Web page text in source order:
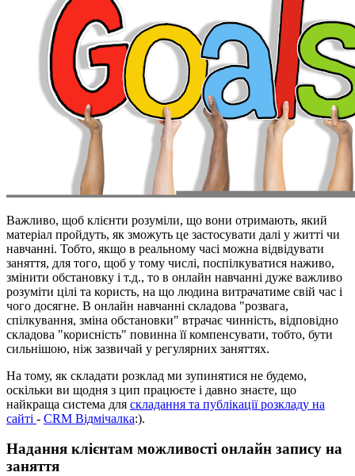
Важливо, щоб клієнти розуміли, що вони отримають, який
матеріал пройдуть, як зможуть це застосувати далі у житті чи
навчанні. Тобто, якщо в реальному часі можна відвідувати
заняття, для того, щоб у тому числі, поспілкуватися наживо,
змінити обстановку і т.д., то в онлайн навчанні дуже важливо
розуміти цілі та користь, на що людина витрачатиме свій час і
чого досягне. В онлайн навчанні складова "розвага,
спілкування, зміна обстановки" втрачає чинність, відповідно
складова "корисність" повинна її компенсувати, тобто, бути
сильнішою, ніж зазвичай у регулярних заняттях.
На тому, як складати розклад ми зупинятися не будемо,
оскільки ви щодня з цип працюєте і давно знаєте, що
найкраща система для складання та публікації розкладу на
сайті - CRM Відмічалка:).
Надання клієнтам можливості онлайн запису на
заняття